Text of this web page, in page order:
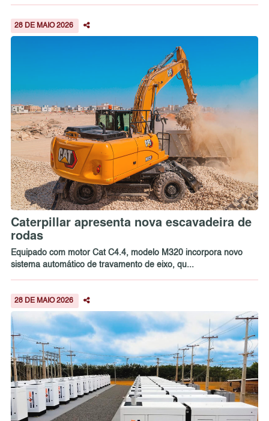
28 DE MAIO 2026
Caterpillar apresenta nova escavadeira de
rodas
Equipado com motor Cat C4.4, modelo M320 incorpora novo
sistema automático de travamento de eixo, qu...
28 DE MAIO 2026